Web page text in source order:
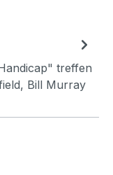
treffen
Bill Murray